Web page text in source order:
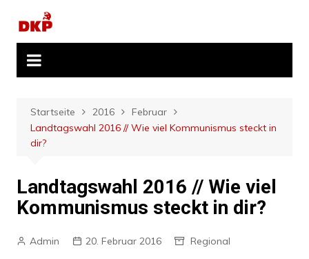
Inhalt
springen
Startseite 2016
Februar
Landtagswahl 2016 // Wie viel Kommunismus steckt in
dir?
Landtagswahl 2016 // Wie viel
Kommunismus steckt in dir?
Admin 20. Februar 2016 Regional